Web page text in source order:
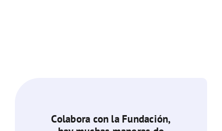
Colabora con la Fundación,